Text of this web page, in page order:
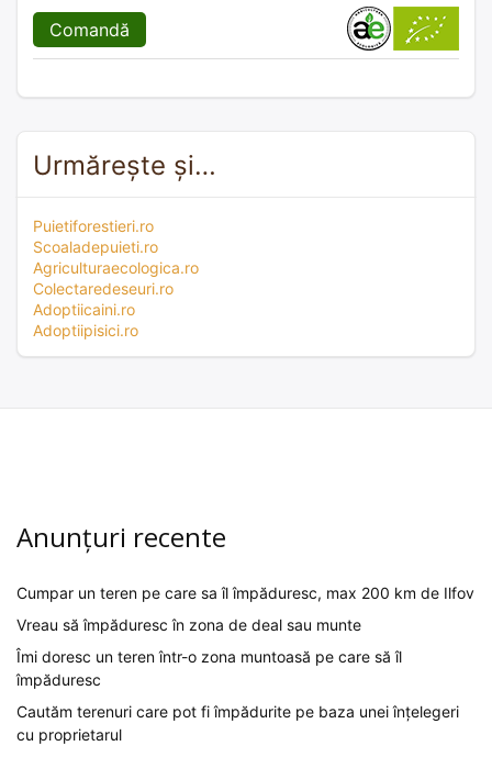
Comandă
Urmărește și…
Puietiforestieri.ro
Scoaladepuieti.ro
Agriculturaecologica.ro
Colectaredeseuri.ro
Adoptiicaini.ro
Adoptiipisici.ro
Anunțuri recente
Cumpar un teren pe care sa îl împăduresc, max 200 km de Ilfov
Vreau să împăduresc în zona de deal sau munte
Îmi doresc un teren într-o zona muntoasă pe care să îl
împăduresc
Cautăm terenuri care pot fi împădurite pe baza unei înțelegeri
cu proprietarul